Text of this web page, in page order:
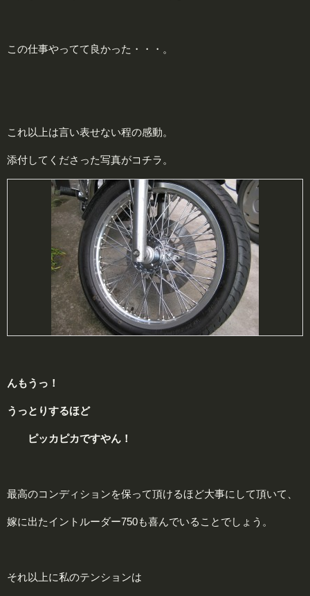
この仕事やってて良かった・・・。
これ以上は言い表せない程の感動。
添付してくださった写真がコチラ。
んもうっ！
うっとりするほど
ピッカピカですやん！
最高のコンディションを保って頂けるほど大事にして頂いて、
嫁に出たイントルーダー750も喜んでいることでしょう。
それ以上に私のテンションは